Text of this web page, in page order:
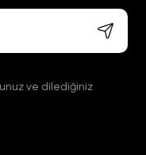
ve dilediğiniz